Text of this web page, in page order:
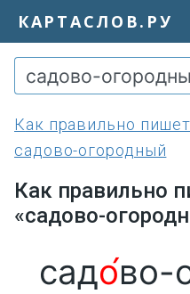
КАРТАСЛОВ.РУ
как правильно
садово-огородный
Как правильно
«садово-
садо́во-